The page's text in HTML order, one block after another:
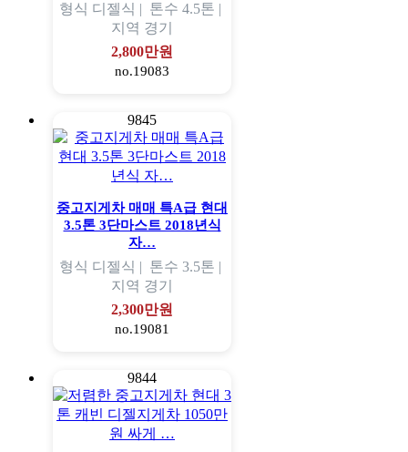
형식 디젤식 | 톤수 4.5톤 |
지역 경기
2,800만원
no.19083
9845
중고지게차 매매 특A급 현대
3.5톤 3단마스트 2018년식
자…
형식 디젤식 | 톤수 3.5톤 |
지역 경기
2,300만원
no.19081
9844